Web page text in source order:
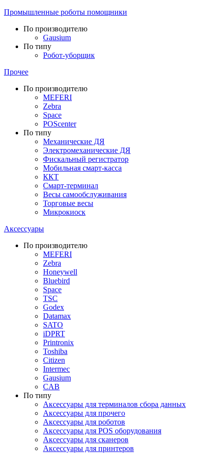
Промышленные роботы помощники
По производителю
Gausium
По типу
Робот-уборщик
Прочее
По производителю
MEFERI
Zebra
Space
POScenter
По типу
Механические ДЯ
Электромеханические ДЯ
Фискальный регистратор
Мобильная смарт-касса
ККТ
Смарт-терминал
Весы самообслуживания
Торговые весы
Микрокиоск
Аксессуары
По производителю
MEFERI
Zebra
Honeywell
Bluebird
Space
TSC
Godex
Datamax
SATO
iDPRT
Printronix
Toshiba
Citizen
Intermec
Gausium
CAB
По типу
Аксессуары для терминалов сбора данных
Аксессуары для прочего
Аксессуары для роботов
Аксессуары для POS оборудования
Аксессуары для сканеров
Аксессуары для принтеров